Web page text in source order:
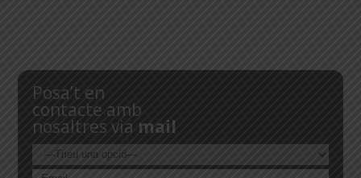
Posa’t en
contacte amb
nosaltres via mail